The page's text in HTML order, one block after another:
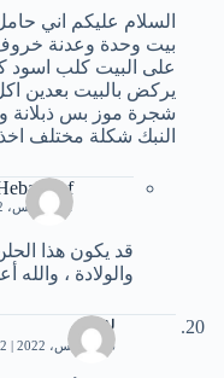
السلام عليكم اني
بيت وحدة وعدنة
على البيت كلب
يركض بالبيت بعدين
شجرة موز بس ذبلانة
النبك شكلة مختلف
Atef
1 أغسطس، 2022 | 9:50 م
قد يكون هذا
والولادة ، والله
لامية
6 أغسطس، 2022 | 11:42 ص